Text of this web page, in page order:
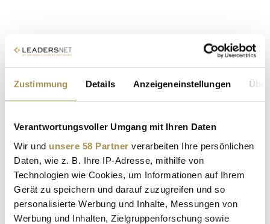
Zustimmung Details Anzeigeneinstellungen
Verantwortungsvoller Umgang mit Ihren Daten
Wir und unsere 58 Partner verarbeiten Ihre persönlichen
Daten, wie z. B. Ihre IP-Adresse, mithilfe von
Technologien wie Cookies, um Informationen auf Ihrem
Gerät zu speichern und darauf zuzugreifen und so
personalisierte Werbung und Inhalte, Messungen von
Werbung und Inhalten, Zielgruppenforschung sowie